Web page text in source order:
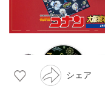
シェア